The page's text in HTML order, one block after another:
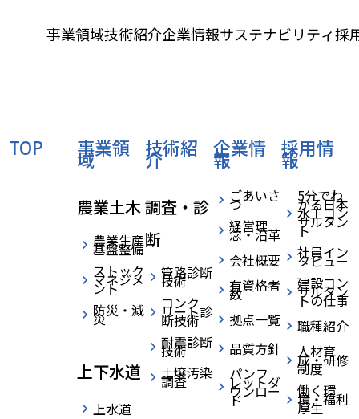
事業領域技術紹介企業情報サステナビリティ採
TOP 事業領
域
農業土木
農業生産
基盤整備
ストック
マネジメ
ント
防災・減
災
上下水道
上水道
技術紹
介
調査・診
断
管路診断
技術
コンク
リート診
断技術
耐震診断
技術
土壌汚染
調査
企業情
報
ごあいさ
つ
経営理
念・沿革
会社概要
有資格者
数
拠点一覧
品質方針
パンフ
レットダ
ウンロー
ド
採用情
報
5分でわ
かる日本
水工コン
サルタン
ト
社員イン
タビュー
建設コン
サルタン
トの仕事
職種紹介
人材育
成・研修
制度
働く環
境・福利
厚生
TECHNICAL
技術紹介
パイプライン
非定常流解析技術